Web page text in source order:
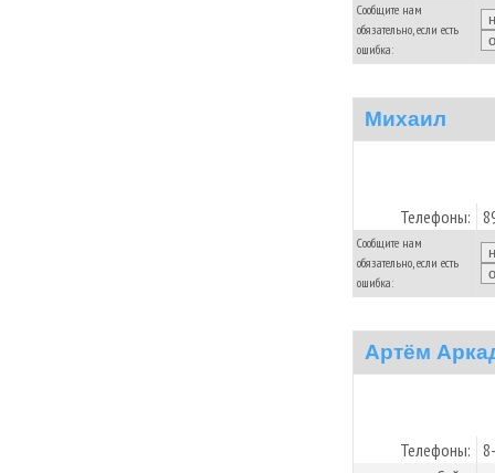
Сообщите нам
обязательно, если есть
ошибка:
Михаил
Телефоны:
Сообщите нам
обязательно, если есть
ошибка:
Артём
Телефоны: